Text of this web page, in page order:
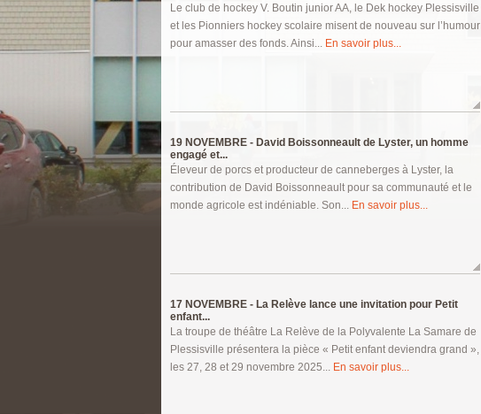
Le club de hockey V. Boutin junior AA, le Dek hockey Plessisville
et les Pionniers hockey scolaire misent de nouveau sur l’humour
pour amasser des fonds. Ainsi... En savoir plus...
19 NOVEMBRE - David Boissonneault de Lyster, un homme
engagé et...
Éleveur de porcs et producteur de canneberges à Lyster, la
contribution de David Boissonneault pour sa communauté et le
monde agricole est indéniable. Son... En savoir plus...
17 NOVEMBRE - La Relève lance une invitation pour Petit
enfant...
La troupe de théâtre La Relève de la Polyvalente La Samare de
Plessisville présentera la pièce « Petit enfant deviendra grand »,
les 27, 28 et 29 novembre 2025... En savoir plus...